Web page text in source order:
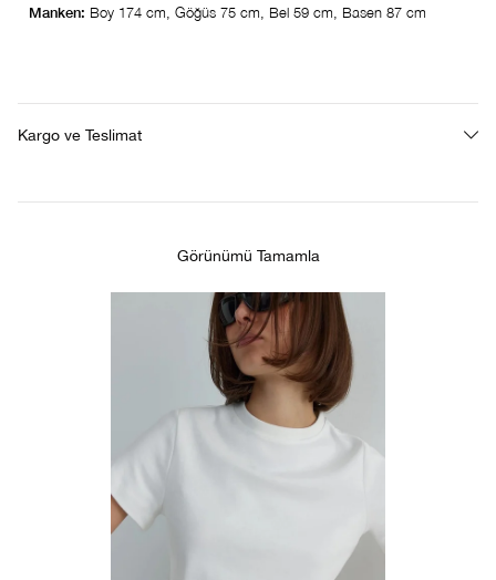
Manken: Boy 174 cm, Göğüs 75 cm, Bel 59 cm, Basen 87 cm
Kargo ve Teslimat
Görünümü Tamamla